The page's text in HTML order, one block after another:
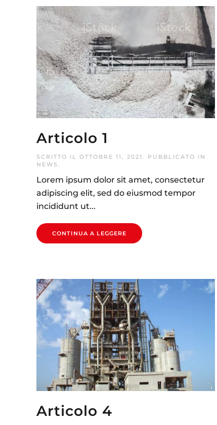
Articolo 1
SCRITTO IL OTTOBRE 11, 2021 . PUBBLICATO IN
NEWS .
Lorem ipsum dolor sit amet, consectetur
adipiscing elit, sed do eiusmod tempor
incididunt ut...
CONTINUA A LEGGERE
Articolo 4